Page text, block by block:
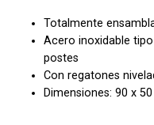
Totalmente
Acero inoxidable
postes
Con regatones
Dimensiones: 90 x